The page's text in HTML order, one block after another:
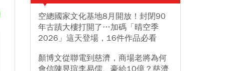
空總國家文化基地8月開放！封閉90
年古蹟大樓打開了…加碼「晴空季
2026」這天登場，16件作品必看
顏博文從聯電到慈濟，商場老將為何
會信陳昱瑄李易儒、豪給10億？慈濟